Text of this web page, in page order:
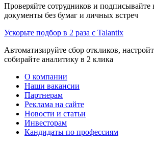
Проверяйте сотрудников и подписывайте
документы без бумаг и личных встреч
Ускорьте подбор в 2 раза с Talantix
Автоматизируйте сбор откликов,
собирайте аналитику в 2 клика
О компании
Наши вакансии
Партнерам
Реклама на сайте
Новости и статьи
Инвесторам
Кандидаты по профессиям